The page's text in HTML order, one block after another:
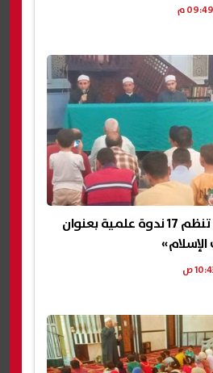
«أوقاف الفيوم» تنظم 17 ندوة علمية بعنوان